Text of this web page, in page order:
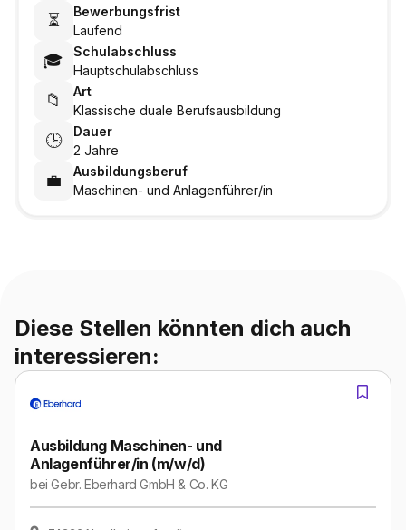
⏳
Bewerbungsfrist
Laufend
🎓
Schulabschluss
Hauptschulabschluss
📁
Art
Klassische duale Berufsausbildung
🕒
Dauer
2 Jahre
💼
Ausbildungsberuf
Maschinen- und Anlagenführer/in
Diese Stellen könnten dich auch
interessieren:
Ausbildung Maschinen- und
Anlagenführer/in (m/w/d)
beiGebr. Eberhard GmbH & Co. KG